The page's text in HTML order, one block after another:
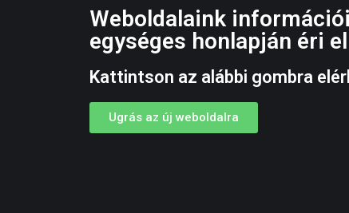
Weboldalaink
egységes honlapján éri
Kattintson az alábbi gombra
Ugrás az új weboldalra